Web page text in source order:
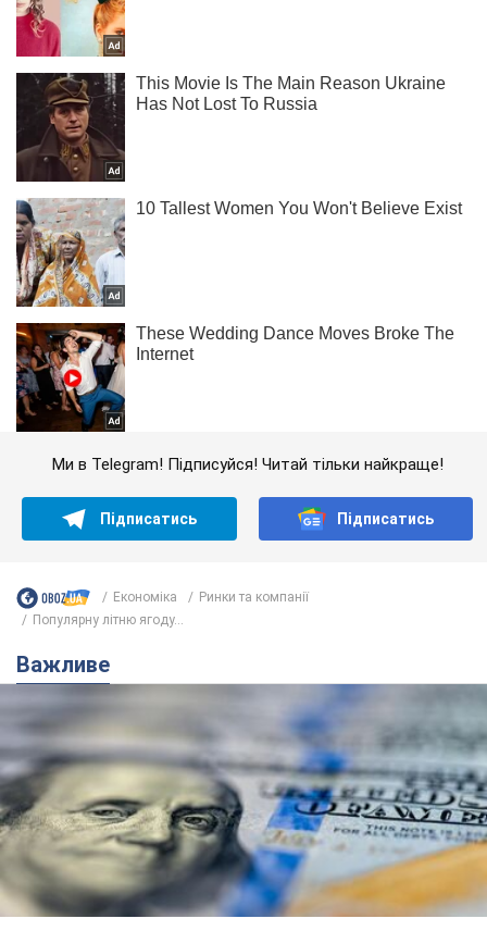
Ми в Telegram! Підписуйся! Читай тільки найкраще!
Підписатись Підписатись
Економіка
Ринки та компанії
Популярну літню ягоду...
Важливе